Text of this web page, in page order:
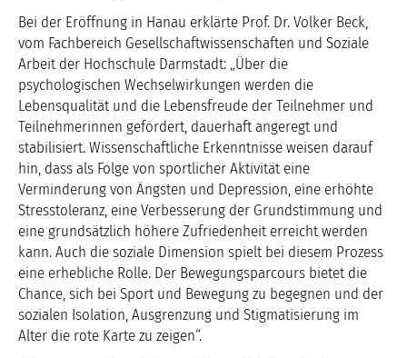
Bei der Eröffnung in Hanau erklärte Prof. Dr. Volker Beck,
vom Fachbereich Gesellschaftwissenschaften und Soziale
Arbeit der Hochschule Darmstadt: „Über die
psychologischen Wechselwirkungen werden die
Lebensqualität und die Lebensfreude der Teilnehmer und
Teilnehmerinnen gefördert, dauerhaft angeregt und
stabilisiert. Wissenschaftliche Erkenntnisse weisen darauf
hin, dass als Folge von sportlicher Aktivität eine
Verminderung von Ängsten und Depression, eine erhöhte
Stresstoleranz, eine Verbesserung der Grundstimmung und
eine grundsätzlich höhere Zufriedenheit erreicht werden
kann. Auch die soziale Dimension spielt bei diesem Prozess
eine erhebliche Rolle. Der Bewegungsparcours bietet die
Chance, sich bei Sport und Bewegung zu begegnen und der
sozialen Isolation, Ausgrenzung und Stigmatisierung im
Alter die rote Karte zu zeigen“.